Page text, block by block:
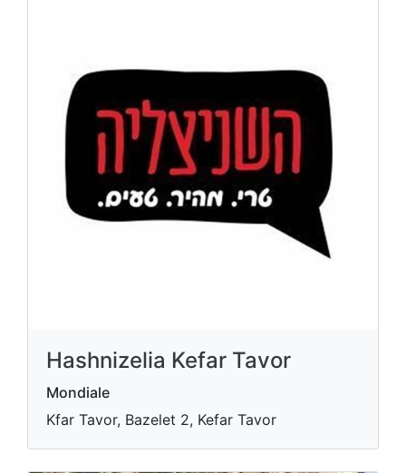
Hashnizelia Kefar Tavor
Mondiale
Kfar Tavor, Bazelet 2, Kefar Tavor